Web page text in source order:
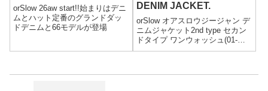
orSlow 26aw start!!始まりはデニ
ムとハット定番のグランドダッ
ドデニムと66モデルが登場
DENIM JACKET.
orSlow オアスロウジージャン デ
ニムジャケット2nd type セカン
ドタイプ ワンウォッシュ(01-
6002-81)PRICE:26,800yen+tax着
デ...